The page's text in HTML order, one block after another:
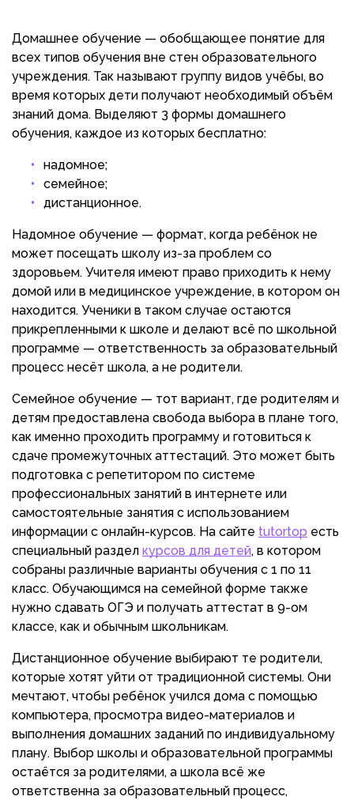
Домашнее обучение — обобщающее понятие для
всех типов обучения вне стен образовательного
учреждения. Так называют группу видов учёбы, во
время которых дети получают необходимый объём
знаний дома. Выделяют 3 формы домашнего
обучения, каждое из которых бесплатно:
надомное;
семейное;
дистанционное.
Надомное обучение — формат, когда ребёнок не
может посещать школу из-за проблем со
здоровьем. Учителя имеют право приходить к нему
домой или в медицинское учреждение, в котором он
находится. Ученики в таком случае остаются
прикрепленными к школе и делают всё по школьной
программе — ответственность за образовательный
процесс несёт школа, а не родители.
Семейное обучение — тот вариант, где родителям и
детям предоставлена свобода выбора в плане того,
как именно проходить программу и готовиться к
сдаче промежуточных аттестаций. Это может быть
подготовка с репетитором по системе
профессиональных занятий в интернете или
самостоятельные занятия с использованием
информации с онлайн-курсов. На сайте tutortop есть
специальный раздел курсов для детей, в котором
собраны различные варианты обучения с 1 по 11
класс. Обучающимся на семейной форме также
нужно сдавать ОГЭ и получать аттестат в 9-ом
классе, как и обычным школьникам.
Дистанционное обучение выбирают те родители,
которые хотят уйти от традиционной системы. Они
мечтают, чтобы ребёнок учился дома с помощью
компьютера, просмотра видео-материалов и
выполнения домашних заданий по индивидуальному
плану. Выбор школы и образовательной программы
остаётся за родителями, а школа всё же
ответственна за образовательный процесс,